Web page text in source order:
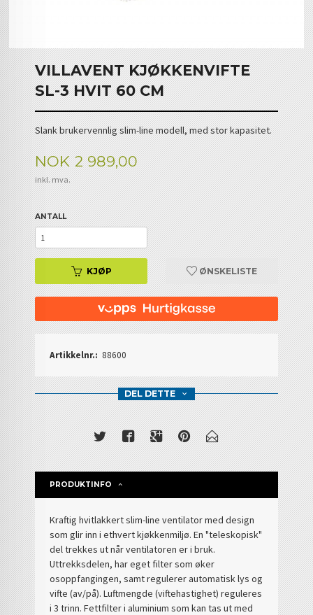
VILLAVENT KJØKKENVIFTE
SL-3 HVIT 60 CM
Slank brukervennlig slim-line modell, med stor kapasitet.
Pris
NOK 2 989,00
inkl. mva.
ANTALL
KJØP ØNSKELISTE
Artikkelnr.: 88600
DEL DETTE
PRODUKTINFO
Kraftig hvitlakkert slim-line ventilator med design
som glir inn i ethvert kjøkkenmiljø. En "teleskopisk"
del trekkes ut når ventilatoren er i bruk.
Uttrekksdelen, har eget filter som øker
osoppfangingen, samt regulerer automatisk lys og
vifte (av/på). Luftmengde (viftehastighet) reguleres
i 3 trinn. Fettfilter i aluminium som kan tas ut med